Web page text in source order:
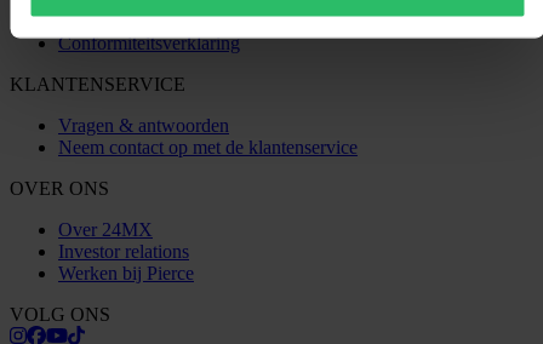
Bestelstatus
Conformiteitsverklaring
KLANTENSERVICE
Vragen & antwoorden
Neem contact op met de klantenservice
OVER ONS
Over 24MX
Investor relations
Werken bij Pierce
VOLG ONS